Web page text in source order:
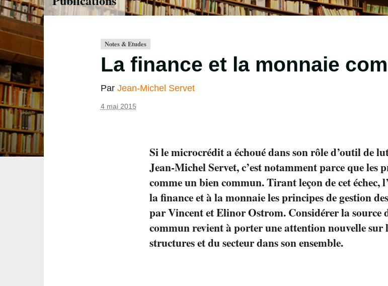
Notes & Etudes
La finance et la monnaie
Par Jean-Michel Servet
4 mai 2015
Si le microcrédit a échoué dans son rôle d’outil de
Jean-Michel Servet, c’est notamment parce que les
comme un bien commun. Tirant leçon de cet échec,
la finance et à la monnaie les principes de gestion
par Vincent et Elinor Ostrom. Considérer la source
commun revient à porter une attention nouvelle sur
structures et du secteur dans son ensemble.